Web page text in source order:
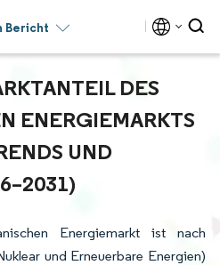
Bericht
DES B
–
UND P
Energiemarkt ist nach
und Erneuerbare Energien)